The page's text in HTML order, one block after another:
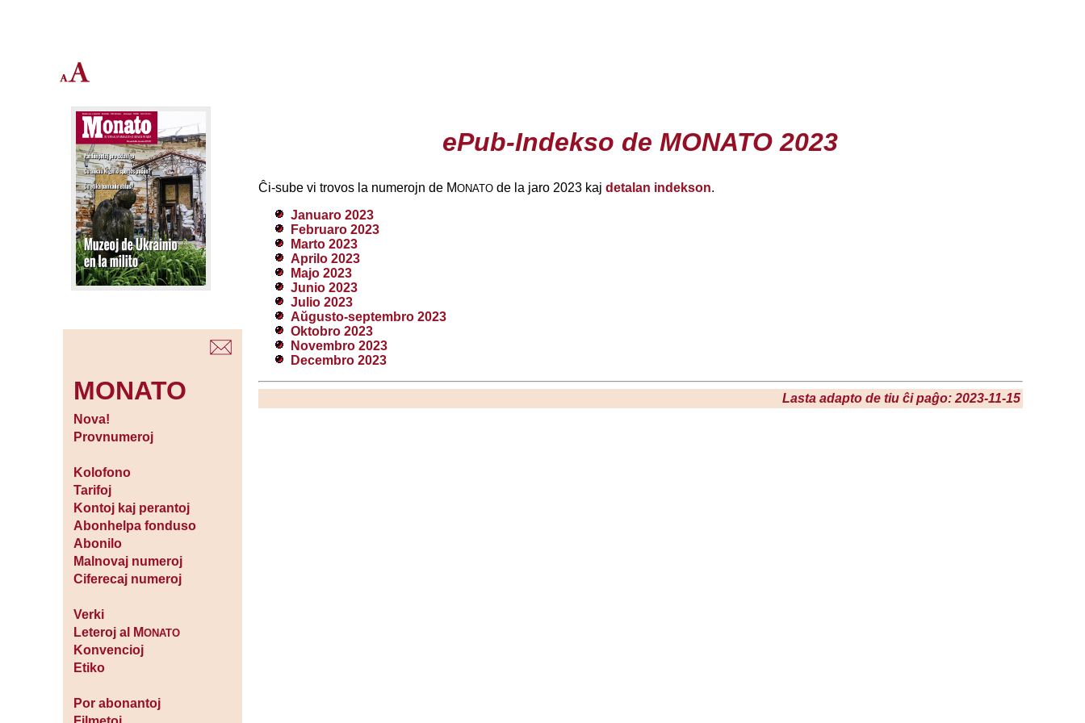
MONATO
Nova!
Provnumeroj
Kolofono
Tarifoj
Kontoj kaj perantoj
Abonhelpa fonduso
Abonilo
Malnovaj numeroj
Ciferecaj numeroj
Verki
Leteroj al MONATO
Konvencioj
Etiko
Por abonantoj
ePub-Indekso de MONATO 2023
Ĉi-sube vi trovos la numerojn de MONATOde la jaro 2023 kaj detalan indekson.
Januaro 2023
Februaro 2023
Marto 2023
Aprilo 2023
Majo 2023
Junio 2023
Julio 2023
Aŭgusto-septembro 2023
Oktobro 2023
Novembro 2023
Decembro 2023
Lasta adapto de tiu ĉi paĝo: 2023-11-15